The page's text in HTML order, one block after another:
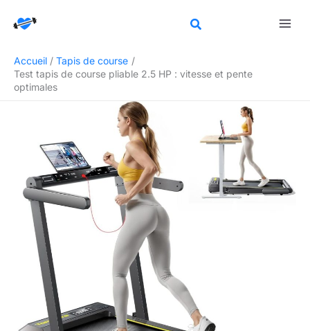
Accueil
Tapis de course
Test tapis de course pliable 2.5 HP : vitesse et pente
optimales